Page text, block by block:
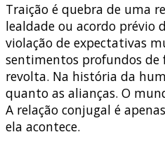
Traição é quebra de uma
lealdade ou acordo prévio
violação de expectativas
sentimentos profundos de
revolta. Na história da
quanto as alianças. O
A relação conjugal é
ela acontece.